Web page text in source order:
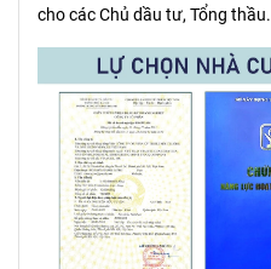
cho các Chủ dầu tư, Tổng thầu.